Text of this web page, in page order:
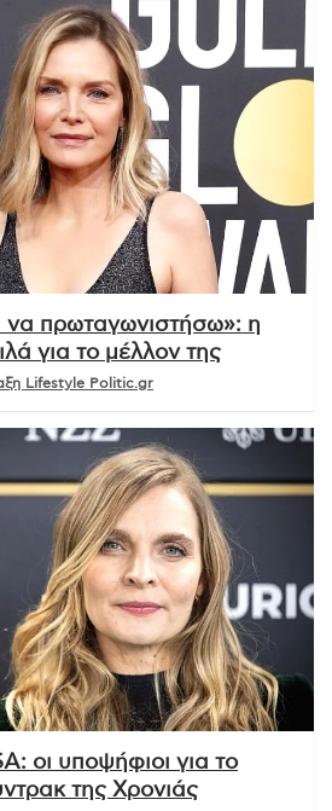
πρωταγωνιστήσω»: η
για το μέλλον της
Lifestyle Politic.gr
οι υποψήφιοι για το
της Χρονιάς